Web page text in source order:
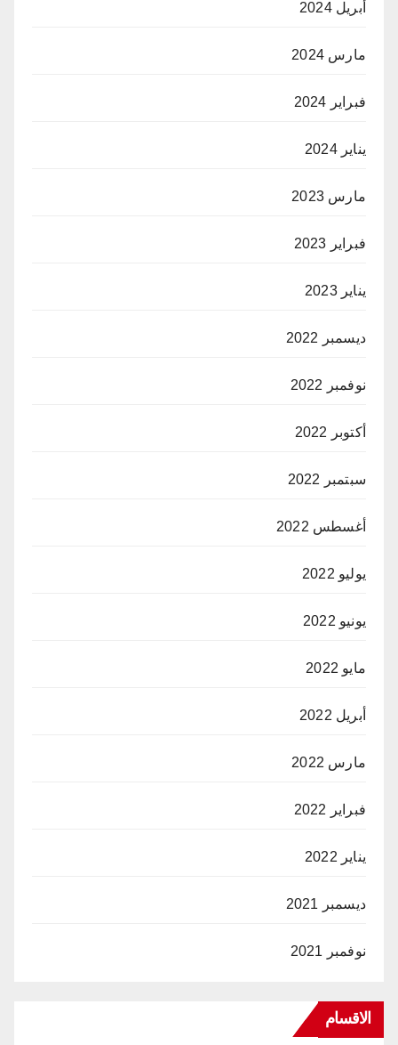
أبريل 2024
مارس 2024
فبراير 2024
يناير 2024
مارس 2023
فبراير 2023
يناير 2023
ديسمبر 2022
نوفمبر 2022
أكتوبر 2022
سبتمبر 2022
أغسطس 2022
يوليو 2022
يونيو 2022
مايو 2022
أبريل 2022
مارس 2022
فبراير 2022
يناير 2022
ديسمبر 2021
نوفمبر 2021
الاقسام